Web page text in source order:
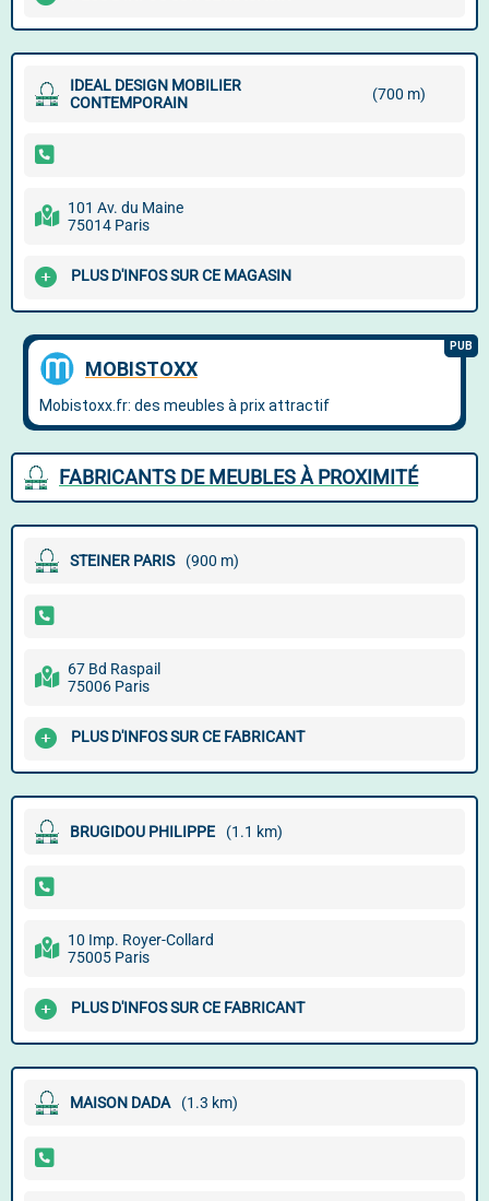
IDEAL DESIGN MOBILIER
CONTEMPORAIN
(700 m)
101 Av. du Maine
75014 Paris
PLUS D'INFOS SUR CE MAGASIN
FABRICANTS DE MEUBLES À PROXIMITÉ
STEINER PARIS (900 m)
67 Bd Raspail
75006 Paris
PLUS D'INFOS SUR CE FABRICANT
BRUGIDOU PHILIPPE (1.1 km)
10 Imp. Royer-Collard
75005 Paris
PLUS D'INFOS SUR CE FABRICANT
MAISON DADA (1.3 km)